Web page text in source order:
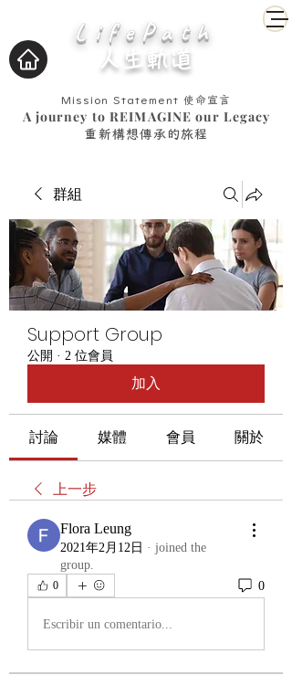
LifePath
人生軌道
A journey to REIMAGINE our Legacy
重新構想傳承的旅程
Mission Statement 使命宣言
群組
Support Group
公開 · 2 位會員
加入
討論 媒體 會員 關於
上一步
Flora Leung
2021年2月12日 · joined the
group.
0 0
Escribir un comentario...